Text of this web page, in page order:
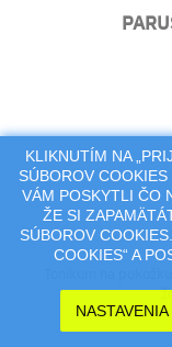
KLIKNUTÍM NA
SÚBOROV
VÁM POSKYTLI ČO
ŽE SI
SÚBOROV
COOKIES“ A